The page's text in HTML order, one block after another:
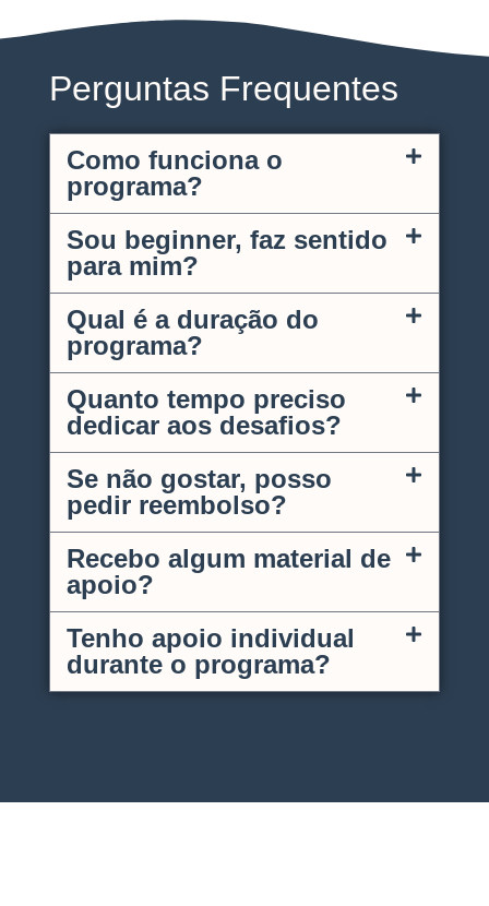
Perguntas Frequentes
Como funciona o
programa?
Sou beginner, faz sentido
para mim?
Qual é a duração do
programa?
Quanto tempo preciso
dedicar aos desafios?
Se não gostar, posso
pedir reembolso?
Recebo algum material de
apoio?
Tenho apoio individual
durante o programa?